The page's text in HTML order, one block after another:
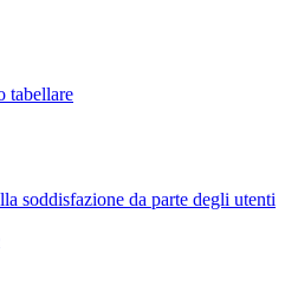
tabellare
soddisfazione da parte degli utenti